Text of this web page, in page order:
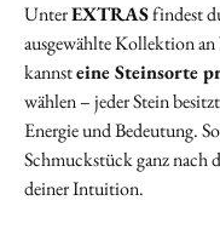
UnterEXTRASfindest
ausgewählte Kollektion
kannsteine Steinsorte
wählen – jeder Stein
Energie und Bedeutung.
Schmuckstück ganz nach
deiner Intuition.